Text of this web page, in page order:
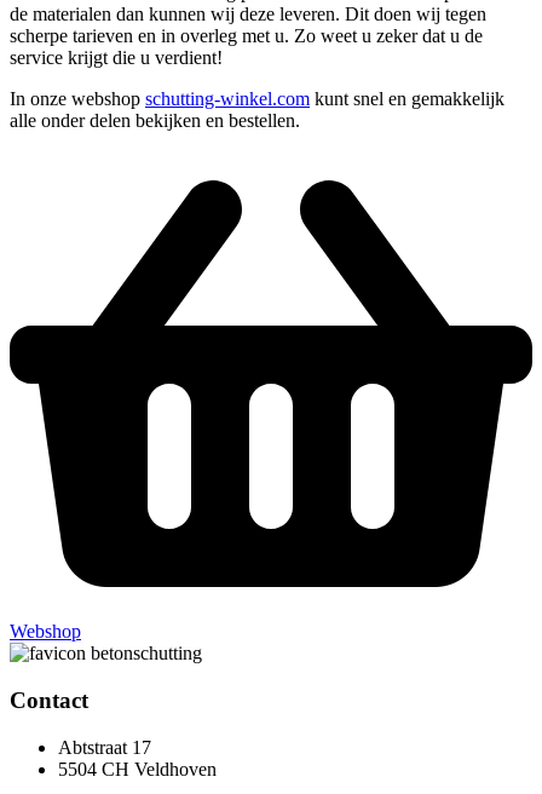
de materialen dan kunnen wij deze leveren. Dit doen wij tegen
scherpe tarieven en in overleg met u. Zo weet u zeker dat u de
service krijgt die u verdient!
In onze webshop schutting-winkel.com kunt snel en gemakkelijk
alle onder delen bekijken en bestellen.
Webshop
Contact
Abtstraat 17
5504 CH Veldhoven